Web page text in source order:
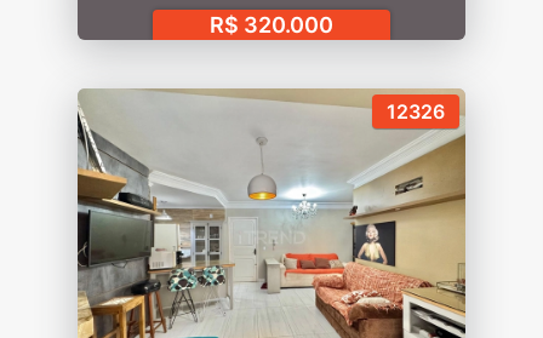
R$ 320.000
12326